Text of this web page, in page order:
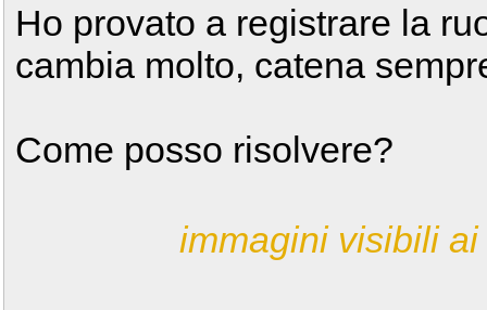
Ho provato a registrare la
cambia molto, catena
Come posso risolvere?
immagini visibili